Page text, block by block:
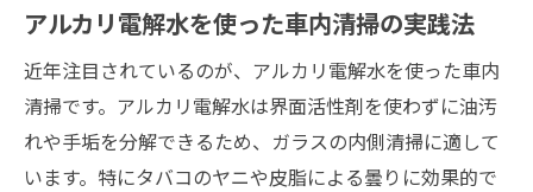
アルカリ電解水を使った車内清掃の実践法
近年注目されているのが、アルカリ電解水を使った車内
清掃です。アルカリ電解水は界面活性剤を使わずに油汚
れや手垢を分解できるため、ガラスの内側清掃に適して
います。特にタバコのヤニや皮脂による曇りに効果的で